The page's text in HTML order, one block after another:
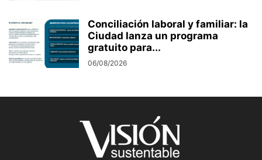
Conciliación laboral y familiar: la
Ciudad lanza un programa
gratuito para...
06/08/2026